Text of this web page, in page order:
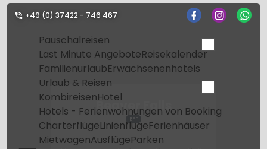
+49 (0) 37422 - 746 467
Pauschalreisen
Last Minute AngeboteReisekalender
FamilienurlaubErwachsenenhotels
Urlaub & Reisen
KombireisenHotel
Hotels - Ferienwohnungen von Booking
CharterflügeLinienflügeFerienhäuser
MietwagenAusflügeParken
Beaver Falls
BFP